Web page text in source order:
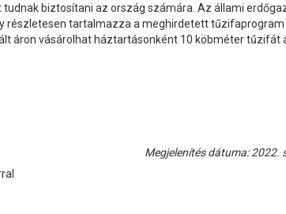
biztosítani az ország számára. Az állami
részletesen tartalmazza a meghirdetett tűzifaprogram
áron vásárolhat háztartásonként 10 köbméter tűzifát
Megjelenítés dátuma: 2022.